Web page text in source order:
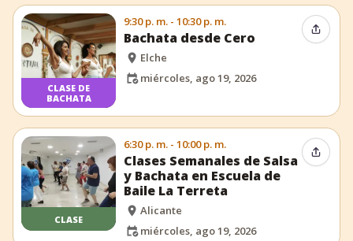
CLASE DE
BACHATA
9:30 p. m. - 10:30 p. m.
Bachata desde Cero
Elche
miércoles, ago 19, 2026
CLASE
6:30 p. m. - 10:00 p. m.
Clases Semanales de Salsa
y Bachata en Escuela de
Baile La Terreta
Alicante
miércoles, ago 19, 2026